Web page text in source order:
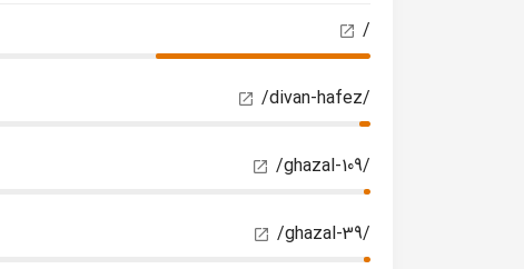
/
/divan-hafez/
/ghazal-109/
/ghazal-39/